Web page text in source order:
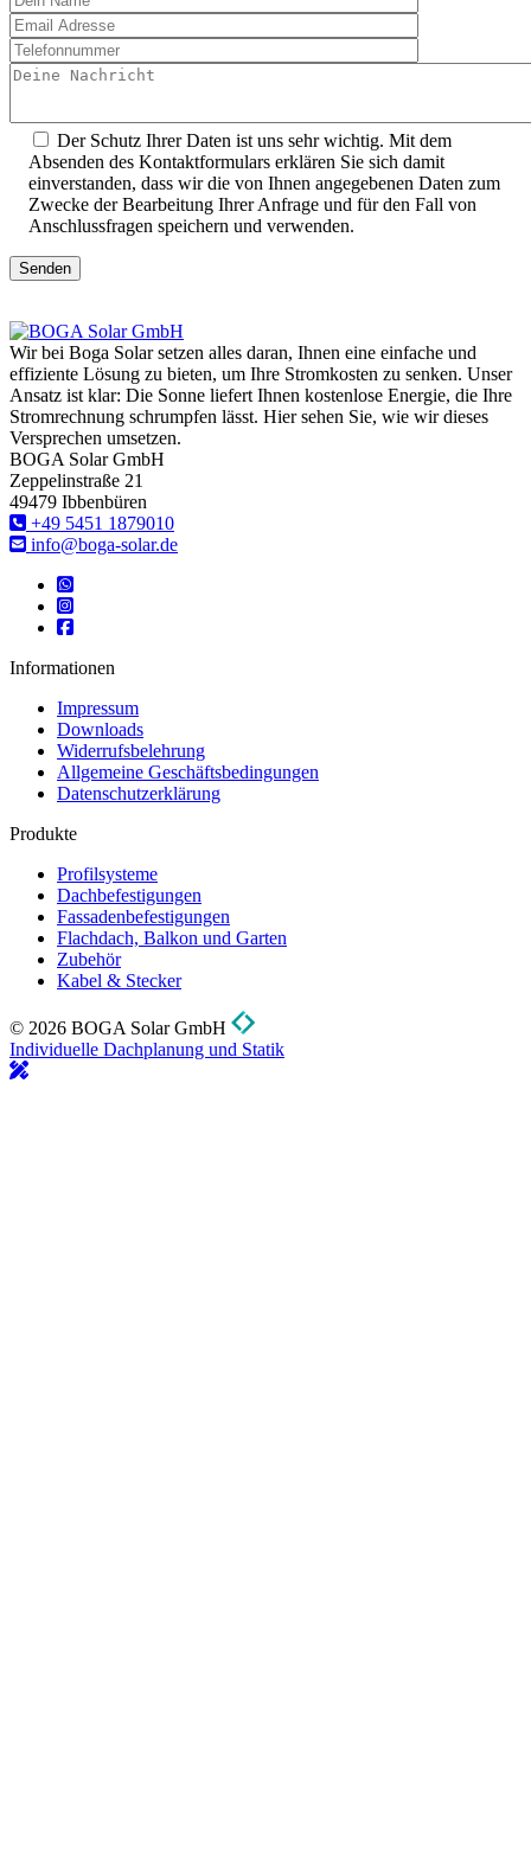
Der Schutz Ihrer Daten ist uns sehr wichtig. Mit dem
Absenden des Kontaktformulars erklären Sie sich damit
einverstanden, dass wir die von Ihnen angegebenen Daten zum
Zwecke der Bearbeitung Ihrer Anfrage und für den Fall von
Anschlussfragen speichern und verwenden.
Senden
Wir bei Boga Solar setzen alles daran, Ihnen eine einfache und
effiziente Lösung zu bieten, um Ihre Stromkosten zu senken. Unser
Ansatz ist klar: Die Sonne liefert Ihnen kostenlose Energie, die Ihre
Stromrechnung schrumpfen lässt. Hier sehen Sie, wie wir dieses
Versprechen umsetzen.
BOGA Solar GmbH
Zeppelinstraße 21
49479 Ibbenbüren
‎+49 5451 1879010
info@boga-solar.de
Informationen
Impressum
Downloads
Widerrufsbelehrung
Allgemeine Geschäftsbedingungen
Datenschutzerklärung
Produkte
Profilsysteme
Dachbefestigungen
Fassadenbefestigungen
Flachdach, Balkon und Garten
Zubehör
Kabel & Stecker
© 2026 BOGA Solar GmbH
Individuelle Dachplanung und Statik